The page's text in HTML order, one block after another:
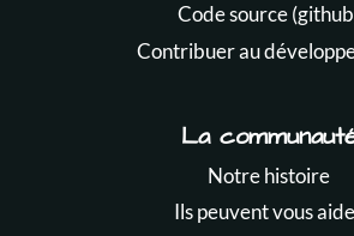
Code source
Contribuer au
La
Notre histoire
Ils peuvent vous